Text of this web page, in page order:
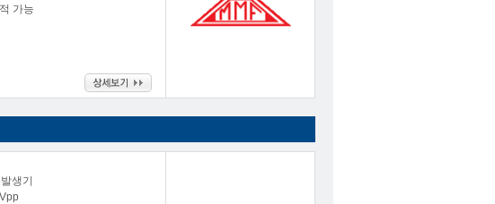
가능
생기